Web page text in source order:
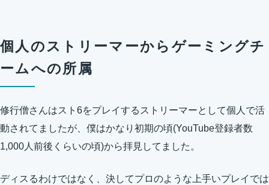
個人のストリーマーからゲーミングチ
ームへの所属
修行僧さんはスト6をプレイするストリーマーとして個人で活
動されてましたが、僕はかなり初期の頃(YouTube登録者数
1,000人前後くらいの頃)から拝見してました。
ディスるわけではなく、決してプロのような上手いプレイでは